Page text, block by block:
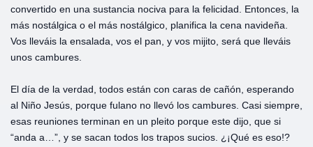
convertido en una sustancia nociva para la felicidad. Entonces, la
más nostálgica o el más nostálgico, planifica la cena navideña.
Vos lleváis la ensalada, vos el pan, y vos mijito, será que lleváis
unos cambures.
El día de la verdad, todos están con caras de cañón, esperando
al Niño Jesús, porque fulano no llevó los cambures. Casi siempre,
esas reuniones terminan en un pleito porque este dijo, que si
“anda a…”, y se sacan todos los trapos sucios. ¿¡Qué es eso!?